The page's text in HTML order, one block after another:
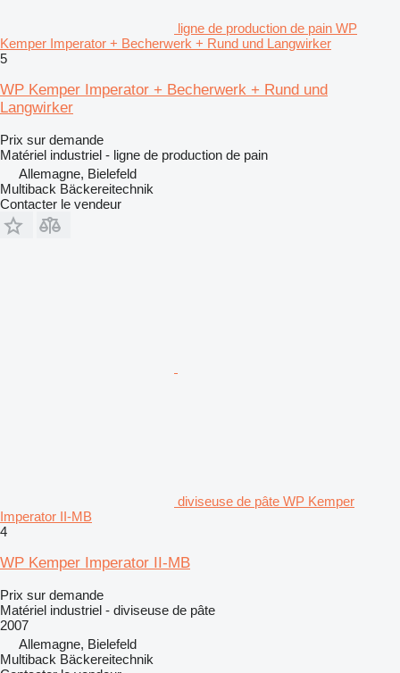
ligne de production de pain WP
Kemper Imperator + Becherwerk + Rund und Langwirker
5
WP Kemper Imperator + Becherwerk + Rund und
Langwirker
Prix sur demande
Matériel industriel - ligne de production de pain
Allemagne, Bielefeld
Multiback Bäckereitechnik
Contacter le vendeur
diviseuse de pâte WP Kemper
Imperator II-MB
4
WP Kemper Imperator II-MB
Prix sur demande
Matériel industriel - diviseuse de pâte
2007
Allemagne, Bielefeld
Multiback Bäckereitechnik